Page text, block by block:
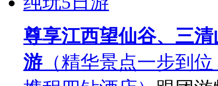
尊享江西望仙谷、三
游（精华景点一步到